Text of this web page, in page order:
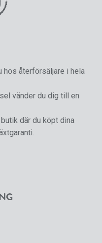
hos återförsäljare i hela
vänder du dig till en
där du köpt dina